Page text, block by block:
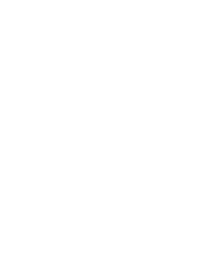
das regional übliche
31. Oktober zu
üblichen Entlohnungsniveaus“
auf dieser Basis spätestens ab
des regional üblichen
bundeslandspezifischen
das Jahr 2026.
zur praktischen Umsetzung.
überarbeite Fassung des bad-
2026 zur
einrichtungsindividuell das aktuelle
dem regional üblichen
die praktische Nutzung erfolgt im